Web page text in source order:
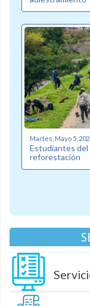
Martes, Mayo 5,
Estudiantes del
reforestación